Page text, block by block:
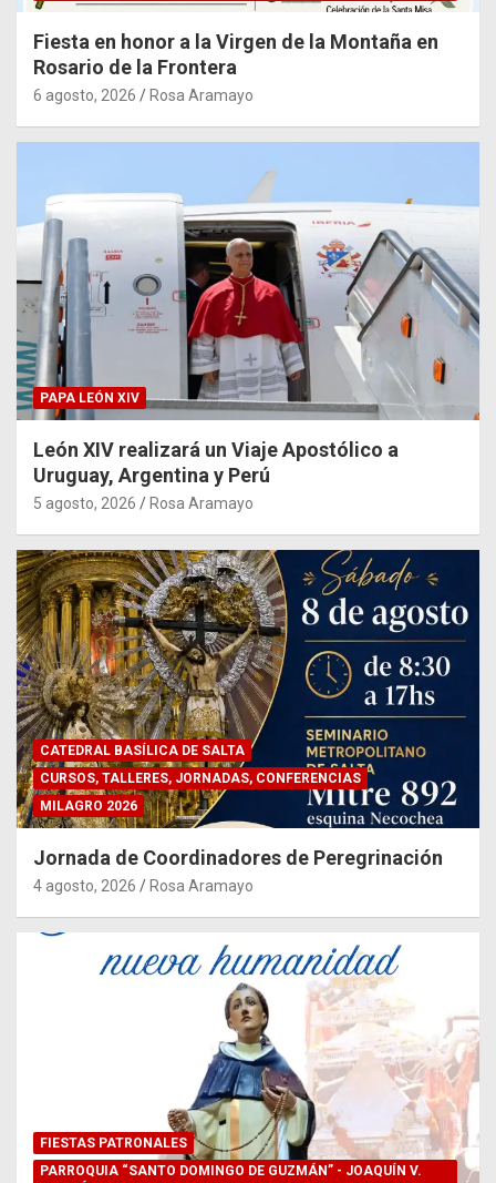
Fiesta en honor a la Virgen de la Montaña en
Rosario de la Frontera
6 agosto, 2026 Rosa Aramayo
PAPA LEÓN XIV
León XIV realizará un Viaje Apostólico a
Uruguay, Argentina y Perú
5 agosto, 2026 Rosa Aramayo
CATEDRAL BASÍLICA DE SALTA
CURSOS, TALLERES, JORNADAS, CONFERENCIAS
MILAGRO 2026
Jornada de Coordinadores de Peregrinación
4 agosto, 2026 Rosa Aramayo
FIESTAS PATRONALES
PARROQUIA “SANTO DOMINGO DE GUZMÁN” - JOAQUÍN V.